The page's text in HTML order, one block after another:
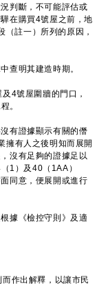
判斷，不可能評估或
在購買4號屋之前，地
註一）所列的原因，
明其建造時期。
4號屋圍牆的門口，
。
有證據顯示有關的僭
擁有人之後明知而展開
沒有足夠的證據足以
1）及40（1AA）
同意，便展開或進行
據《檢控守則》及適
作出解釋，以讓市民